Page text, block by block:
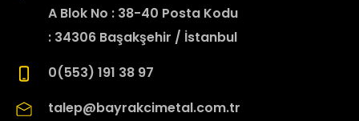
A Blok No : 38-40 Posta Kodu
: 34306 Başakşehir / İstanbul
0(553) 191 38 97
talep@bayrakcimetal.com.tr